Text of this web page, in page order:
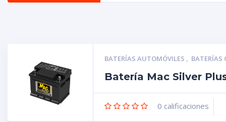
BATERÍAS AUTOMÓVILES , BATERÍAS
Batería Mac Silver
0 calificaciones